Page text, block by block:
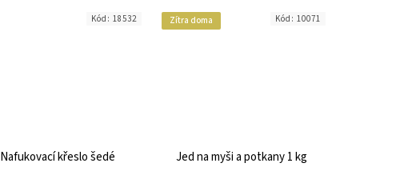
Nafukovací křeslo šedé
Kód: 18532 Zítra doma
Jed na myši a potkany 1 kg
Kód: 10071